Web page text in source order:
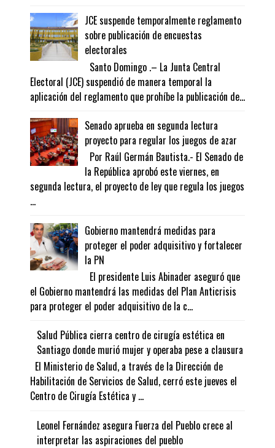
JCE suspende temporalmente reglamento
sobre publicación de encuestas
electorales
Santo Domingo .– La Junta Central
Electoral (JCE) suspendió de manera temporal la
aplicación del reglamento que prohíbe la publicación de...
Senado aprueba en segunda lectura
proyecto para regular los juegos de azar
Por Raúl Germán Bautista.- El Senado de
la República aprobó este viernes, en
segunda lectura, el proyecto de ley que regula los juegos
...
Gobierno mantendrá medidas para
proteger el poder adquisitivo y fortalecer
la PN
El presidente Luis Abinader aseguró que
el Gobierno mantendrá las medidas del Plan Anticrisis
para proteger el poder adquisitivo de la c...
Salud Pública cierra centro de cirugía estética en
Santiago donde murió mujer y operaba pese a clausura
El Ministerio de Salud, a través de la Dirección de
Habilitación de Servicios de Salud, cerró este jueves el
Centro de Cirugía Estética y ...
Leonel Fernández asegura Fuerza del Pueblo crece al
interpretar las aspiraciones del pueblo